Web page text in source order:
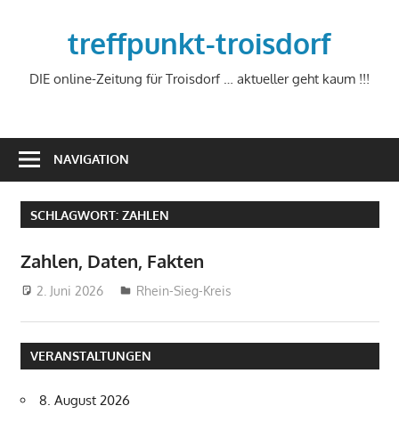
treffpunkt-troisdorf
DIE online-Zeitung für Troisdorf … aktueller geht kaum !!!
NAVIGATION
SCHLAGWORT: ZAHLEN
Zahlen, Daten, Fakten
2. Juni 2026 treffpunkt
Rhein-Sieg-Kreis
VERANSTALTUNGEN
8. August 2026